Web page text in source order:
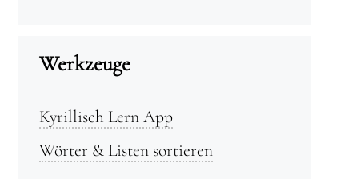
Werkzeuge
Kyrillisch Lern App
Wörter & Listen sortieren